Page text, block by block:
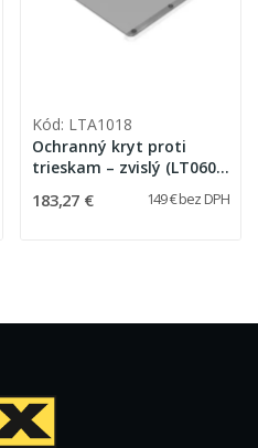
Kód: LTA1018
Ochranný kryt proti
trieskam – zvislý (LT060 /
183,27 € 149 € bez DPH